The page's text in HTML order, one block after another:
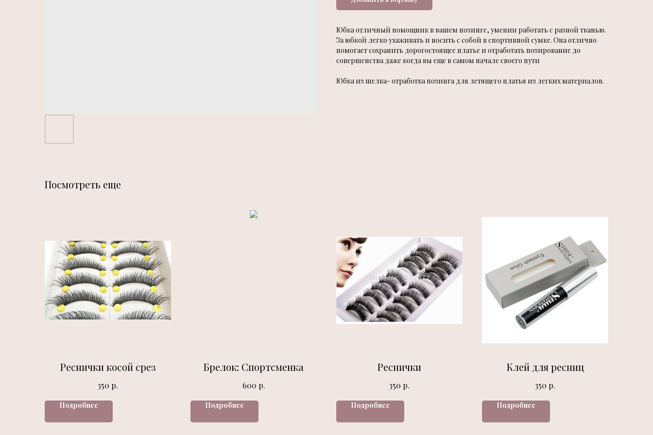
Юбка отличный помощник в вашем позинге, умении работать с разной тканью.
За юбкой легко ухаживать и носить с собой в спортивной сумке. Она отлично
помогает сохранить дорогостоящее платье и отработать позирование до
совершенства даже когда вы еще в самом начале своего пути
Юбка из шелка- отработка позинга для летящего платья из легких материалов.
Посмотреть еще
Реснички косой срез
350 р.
Подробнее
Брелок: Спортсменка
600 р.
Подробнее
Реснички
350 р.
Подробнее
Клей для ресниц
350 р.
Подробнее